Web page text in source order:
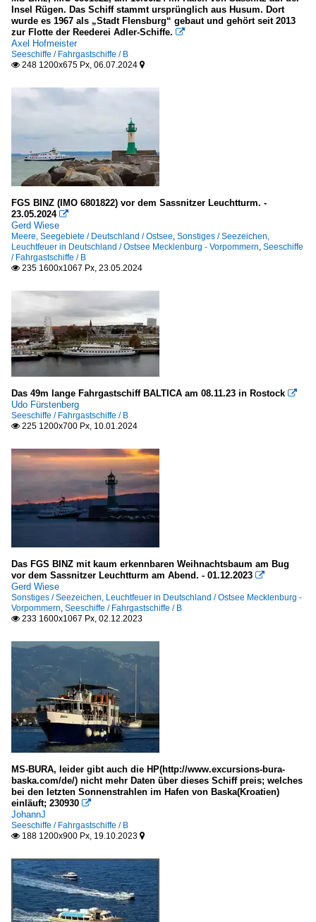
Fahrgastschiffe
A
J
N
Passagier- und RoRo-Frachtschiffe (Fahrzeugfähren)
S
Ro-Ro Frachtschiffe
F
Segelschiffe
2-Master
J
R
3-Master
V - W
Seezeichen, Leuchtfeuer in Deutschland
Ostsee Mecklenburg - Vorpommern
Spezialschiffe
Polizeiboote u. -schiffe - Deutschland
WSP Mecklenburg-Vorpommern
Unternehmen
Deutschland
Adler-Schiffe, Westerland
Yachten, Freizeitfahrzeuge
offene Motorboote
alle
Insel Rügen. Das Schiff stammt ursprünglich aus Husum. Dort
wurde es 1967 als „Stadt Flensburg“ gebaut und gehört seit 2013
zur Flotte der Reederei Adler-Schiffe. 
Axel Hofmeister
Seeschiffe / Fahrgastschiffe / B
 248 1200x675 Px, 06.07.2024 
FGS BINZ (IMO 6801822) vor dem Sassnitzer Leuchtturm. -
23.05.2024 
Gerd Wiese
Meere, Seegebiete / Deutschland / Ostsee, Sonstiges / Seezeichen,
Leuchtfeuer in Deutschland / Ostsee Mecklenburg - Vorpommern, Seeschiffe
/ Fahrgastschiffe / B
 235 1600x1067 Px, 23.05.2024
Das 49m lange Fahrgastschiff BALTICA am 08.11.23 in Rostock 
Udo Fürstenberg
Seeschiffe / Fahrgastschiffe / B
 225 1200x700 Px, 10.01.2024
Das FGS BINZ mit kaum erkennbaren Weihnachtsbaum am Bug
vor dem Sassnitzer Leuchtturm am Abend. - 01.12.2023 
Gerd Wiese
Sonstiges / Seezeichen, Leuchtfeuer in Deutschland / Ostsee Mecklenburg -
Vorpommern, Seeschiffe / Fahrgastschiffe / B
 233 1600x1067 Px, 02.12.2023
MS-BURA, leider gibt auch die HP(http://www.excursions-bura-
baska.com/de/) nicht mehr Daten über dieses Schiff preis; welches
bei den letzten Sonnenstrahlen im Hafen von Baska(Kroatien)
einläuft; 230930 
JohannJ
Seeschiffe / Fahrgastschiffe / B
 188 1200x900 Px, 19.10.2023 